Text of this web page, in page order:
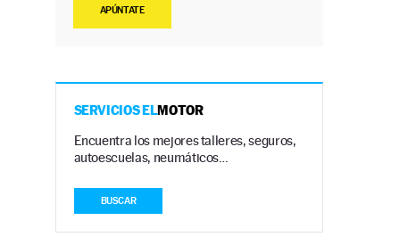
APÚNTATE
SERVICIOS ELMOTOR
Encuentra los mejores talleres, seguros,
autoescuelas, neumáticos…
BUSCAR